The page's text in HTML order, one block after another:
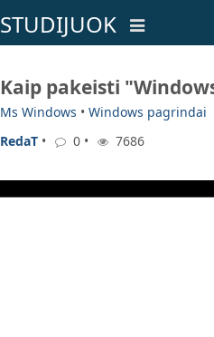
STUDIJUOK
Kaip pakeisti
Ms Windows • Windows pagrindai
RedaT • 0 • 7686